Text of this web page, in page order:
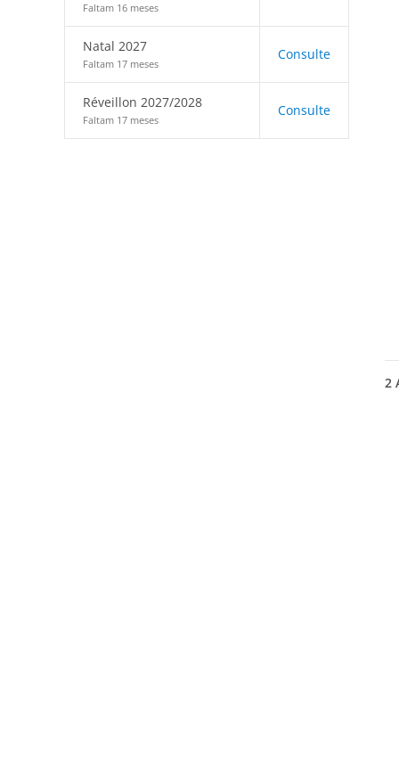
Faltam 16 meses
Natal 2027
Faltam 17 meses
Consulte
Réveillon 2027/2028
Faltam 17 meses
Consulte
2